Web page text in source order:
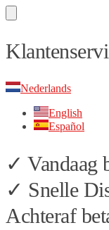
Skip
to
Skip
to
Nederlands
English
Español
✓ Vandaag
✓ Snelle
Achteraf